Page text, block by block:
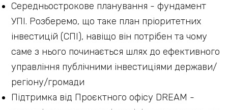
Середньострокове планування - фундамент
УПІ. Розберемо, що таке план пріоритетних
інвестицій (СПІ), навіщо він потрібен та чому
саме з нього починається шлях до ефективного
управління публічними інвестиціями держави/
регіону/громади
Підтримка від Проєктного офісу DREAM -